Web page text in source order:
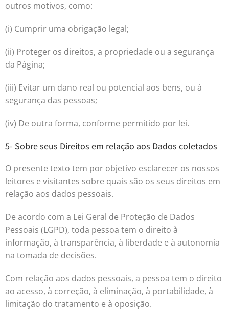
outros motivos, como:
(i) Cumprir uma obrigação legal;
(ii) Proteger os direitos, a propriedade ou a segurança
da Página;
(iii) Evitar um dano real ou potencial aos bens, ou à
segurança das pessoas;
(iv) De outra forma, conforme permitido por lei.
5- Sobre seus Direitos em relação aos Dados coletados
O presente texto tem por objetivo esclarecer os nossos
leitores e visitantes sobre quais são os seus direitos em
relação aos dados pessoais.
De acordo com a Lei Geral de Proteção de Dados
Pessoais (LGPD), toda pessoa tem o direito à
informação, à transparência, à liberdade e à autonomia
na tomada de decisões.
Com relação aos dados pessoais, a pessoa tem o direito
ao acesso, à correção, à eliminação, à portabilidade, à
limitação do tratamento e à oposição.